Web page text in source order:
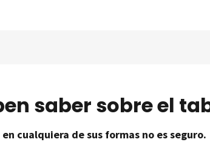
saber sobre el
cualquiera de sus formas no es seguro.